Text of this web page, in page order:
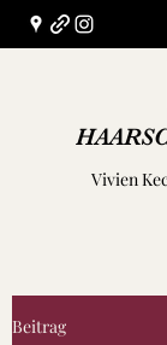
Vivien
Beitrag